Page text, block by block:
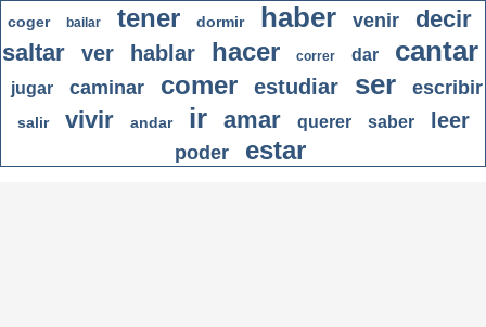
coger bailar tener dormir haber venir
decir
saltar
ver hablar hacer correr dar cantar
jugar caminar comer estudiar ser escribir
salir vivir andar ir amar querer saber leer
poder estar